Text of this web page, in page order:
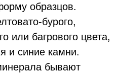
образцов.
бурого,
или багрового цвета,
и синие камни.
бывают